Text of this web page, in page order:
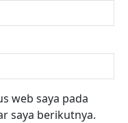
web saya pada
saya berikutnya.